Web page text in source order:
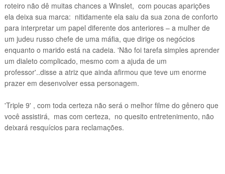
roteiro não dê muitas chances a Winslet, com poucas aparições
ela deixa sua marca: nitidamente ela saiu da sua zona de conforto
para interpretar um papel diferente dos anteriores – a mulher de
um judeu russo chefe de uma máfia, que dirige os negócios
enquanto o marido está na cadeia. 'Não foi tarefa simples aprender
um dialeto complicado, mesmo com a ajuda de um
professor'..disse a atriz que ainda afirmou que teve um enorme
prazer em desenvolver essa personagem.
'Triple 9' , com toda certeza não será o melhor filme do gênero que
você assistirá, mas com certeza, no quesito entretenimento, não
deixará resquícios para reclamações.